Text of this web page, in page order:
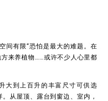
间有限”恐怕是最大的难题。在
来养植物……或许不少人心里都
大到上百升的丰富尺寸可供选
从屋顶、露台到窗边、室内，